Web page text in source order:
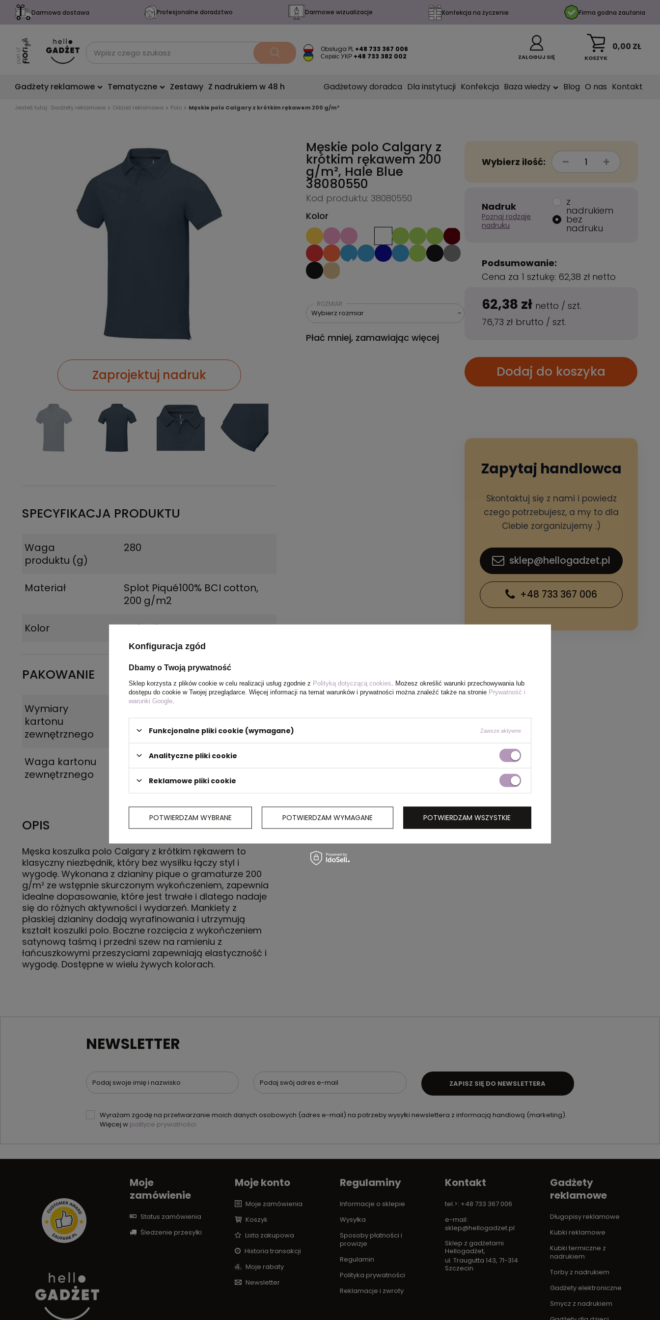
Darmowa dostawa Profesjonalne doradztwo Darmowe wizualizacje Konfekcja na życzenie Firma godna zaufania
Obsługa PL +48 733 367 006
Сервіс УКР +48 733 382 002 ZALOGUJ SIĘ KOSZYK
0,00 ZŁ
Gadżety reklamowe Tematyczne Zestawy Z nadrukiem w 48 h Gadżetowy doradca Dla instytucji Konfekcja Baza wiedzy Blog O nas Kontakt
Jesteś tutaj: Gadżety reklamowe Odzież reklamowa Polo Męskie polo Calgary z krótkim rękawem 200 g/m²
Zaprojektuj nadruk
SPECYFIKACJA PRODUKTU
Waga
produktu (g)
280
Materiał
Splot Piqué100% BCI cotton,
200 g/m2
Kolor
Hale Blue
PAKOWANIE
Wymiary
kartonu
zewnętrznego
60 x 40 x 30 cm
Waga kartonu
zewnętrznego
17 kg
OPIS
Męska koszulka polo Calgary z krótkim rękawem to
klasyczny niezbędnik, który bez wysiłku łączy styl i
wygodę. Wykonana z dzianiny pique o gramaturze 200
g/m² ze wstępnie skurczonym wykończeniem, zapewnia
idealne dopasowanie, które jest trwałe i dlatego nadaje
się do różnych aktywności i wydarzeń. Mankiety z
płaskiej dzianiny dodają wyrafinowania i utrzymują
kształt koszulki polo. Boczne rozcięcia z wykończeniem
satynową taśmą i przedni szew na ramieniu z
łańcuszkowymi przeszyciami zapewniają elastyczność i
wygodę. Dostępne w wielu żywych kolorach.
Męskie polo Calgary z
krótkim rękawem 200
g/m², Hale Blue
38080550
Kod produktu: 38080550
Kolor
ROZMIAR
Wybierz rozmiar
Płać mniej, zamawiając więcej
Wybierz ilość:
Nadruk
Poznaj rodzaje
nadruku
z
nadrukiem
bez
nadruku
Podsumowanie:
Cena za 1 sztukę: 62,38 zł netto
62,38 zł netto /szt.
76,73 zł brutto /szt.
Dodaj do koszyka
Zapytaj handlowca
Skontaktuj się z nami i powiedz
czego potrzebujesz, a my to dla
Ciebie zorganizujemy :)
sklep@hellogadzet.pl
+48 733 367 006
NEWSLETTER
Podaj swoje imię i nazwisko Podaj swój adres e-mail
Wyrażam zgodę na przetwarzanie moich danych osobowych (adres e-mail) na potrzeby wysyłki newslettera z informacją handlową (marketing).
Więcej w polityce prywatności.
ZAPISZ SIĘ DO NEWSLETTERA
Moje
zamówienie
Status zamówienia
Śledzenie przesyłki
Moje konto
Moje zamówienia
Koszyk
Lista zakupowa
Historia transakcji
Moje rabaty
Newsletter
Regulaminy
Informacje o sklepie
Wysyłka
Sposoby płatności i
prowizje
Regulamin
Polityka prywatności
Reklamacje i zwroty
Kontakt
tel.>: +48 733 367 006
e-mail:
sklep@hellogadzet.pl
Sklep z gadżetami
Hellogadżet,
ul. Traugutta 143, 71-314
Szczecin
Gadżety
reklamowe
Długopisy reklamowe
Kubki reklamowe
Kubki termiczne z
nadrukiem
Torby z nadrukiem
Gadżety elektroniczne
Smycz z nadrukiem
Konfiguracja zgód
Dbamy o Twoją prywatność
Sklep korzysta z plików cookie w celu realizacji usług zgodnie z Polityką dotyczącą cookies . Możesz określić warunki przechowywania lub
dostępu do cookie w Twojej przeglądarce. Więcej informacji na temat warunków i prywatności można znaleźć także na stronie Prywatność i
warunki Google
Funkcjonalne pliki cookie (wymagane) Zawsze aktywne
Analityczne pliki cookie
Reklamowe pliki cookie
POTWIERDZAM WYBRANE POTWIERDZAM WYMAGANE POTWIERDZAM WSZYSTKIE